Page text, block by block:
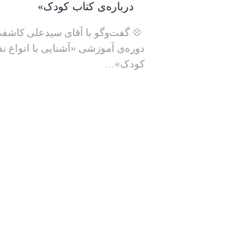
درباره‌ی کتاب کودک»
💠 گفت‌و‌گو با آقای سیدعلی
دوره‌‌ی آموزشی «آشنایی با انواع
کودک»…